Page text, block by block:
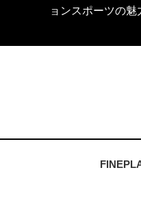
ョンスポーツの魅